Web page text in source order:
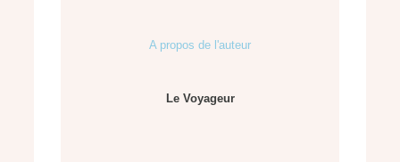
A propos de l'auteur
Le Voyageur